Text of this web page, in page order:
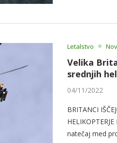
Letalstvo
Velika
srednjih
04/11/2022
BRITANCI
natečaj med